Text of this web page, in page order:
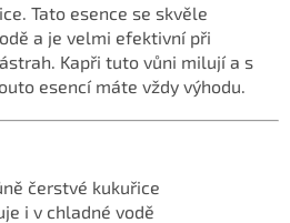
Tato esence se skvěle
a je velmi efektivní při
Kapři tuto vůni milují a s
esencí máte vždy výhodu.
čerstvé kukuřice
i v chladné vodě